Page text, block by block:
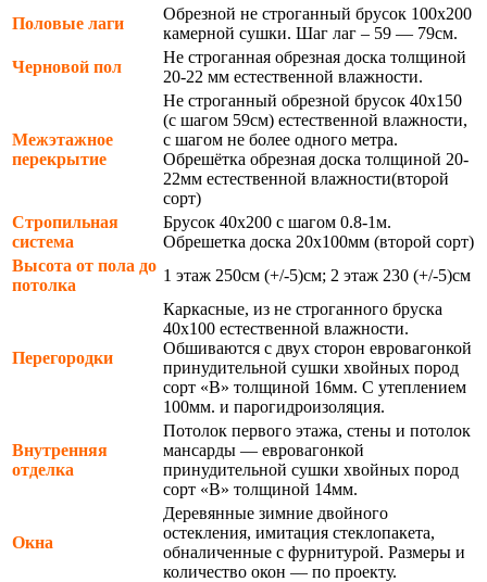
Половые лаги
Обрезной не строганный брусок 100х200
камерной сушки. Шаг лаг – 59 — 79см.
Черновой пол
Не строганная обрезная доска толщиной
20-22 мм естественной влажности.
Межэтажное
перекрытие
Не строганный обрезной брусок 40х150
(с шагом 59см) естественной влажности,
с шагом не более одного метра.
Обрешётка обрезная доска толщиной 20-
22мм естественной влажности(второй
сорт)
Стропильная
система
Брусок 40х200 с шагом 0.8-1м.
Обрешетка доска 20х100мм (второй сорт)
Высота от пола до
потолка
1 этаж 250см (+/-5)см; 2 этаж 230 (+/-5)см
Перегородки
Каркасные, из не строганного бруска
40х100 естественной влажности.
Обшиваются с двух сторон евровагонкой
принудительной сушки хвойных пород
сорт «В» толщиной 16мм. С утеплением
100мм. и парогидроизоляция.
Внутренняя
отделка
Потолок первого этажа, стены и потолок
мансарды — евровагонкой
принудительной сушки хвойных пород
сорт «В» толщиной 14мм.
Окна
Деревянные зимние двойного
остекления, имитация стеклопакета,
обналиченные с фурнитурой. Размеры и
количество окон — по проекту.